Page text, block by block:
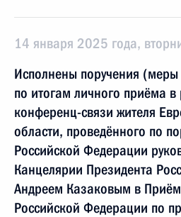
14 января 2025 года,
Исполнены поручения
по итогам личного приёма
конференц-связи жителя
области, проведённого по
Российской Федерации
Канцелярии Президента
Андреем Казаковым в
Российской Федерации по